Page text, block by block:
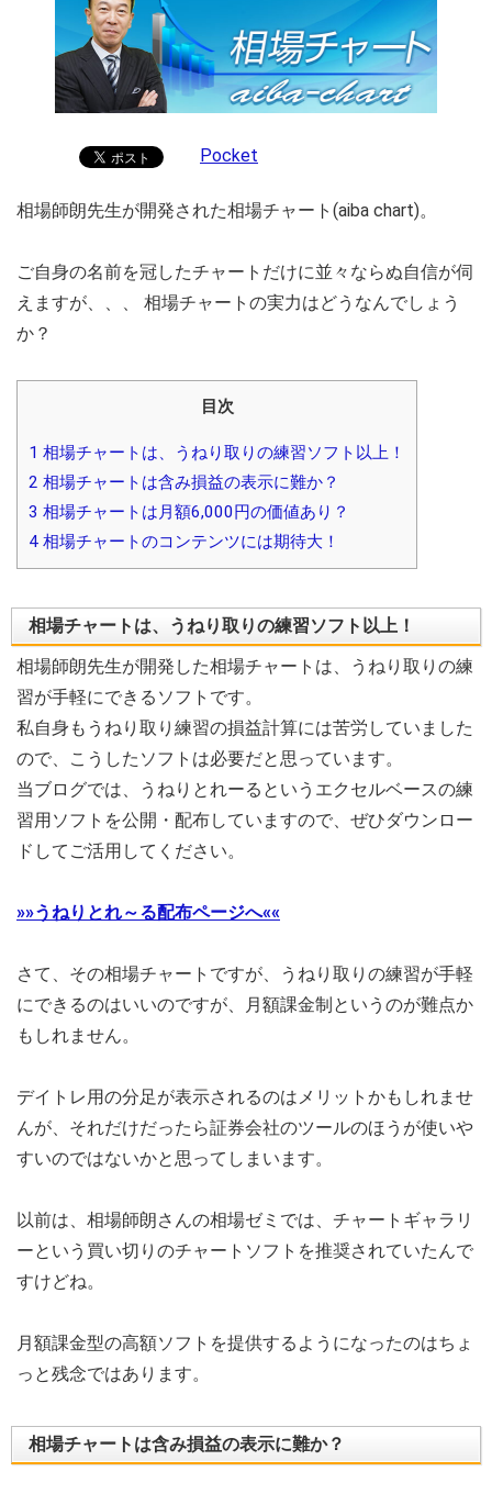
Pocket
相場師朗先生が開発された相場チャート(aiba chart)。
ご自身の名前を冠したチャートだけに並々ならぬ自信が伺
えますが、、、
相場チャートの実力はどうなんでしょう
か？
目次
1 相場チャートは、うねり取りの練習ソフト以上！
2 相場チャートは含み損益の表示に難か？
3 相場チャートは月額6,000円の価値あり？
4 相場チャートのコンテンツには期待大！
相場チャートは、うねり取りの練習ソフト以上！
相場師朗先生が開発した相場チャートは、
うねり取りの練
習が手軽にできるソフトです。
私自身もうねり取り練習の損益計算には苦労していました
ので、
こうしたソフトは必要だと思っています。
当ブログでは、
うねりとれーるというエクセルベースの練
習用ソフトを公開・ 配布していますので、ぜひダウンロー
ドしてご活用してください。
»»うねりとれ～る配布ページへ««
さて、その相場チャートですが、
うねり取りの練習が手軽
にできるのはいいのですが、
月額課金制というのが難点か
もしれません。
デイトレ用の分足が表示されるのはメリットかもしれませ
んが、それだけだったら証券会社のツールのほうが使いや
すいのではないかと思ってしまいます。
以前は、相場師朗さんの相場ゼミでは、 チャートギャラリ
ーという買い切りのチャートソフトを推奨されていたんで
すけどね。
月額課金型の高額ソフトを提供するようになったのはちょ
っと残念ではあります。
相場チャートは含み損益の表示に難か？